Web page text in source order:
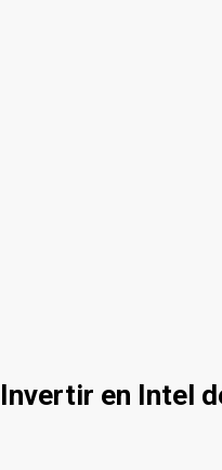
Invertir en Intel